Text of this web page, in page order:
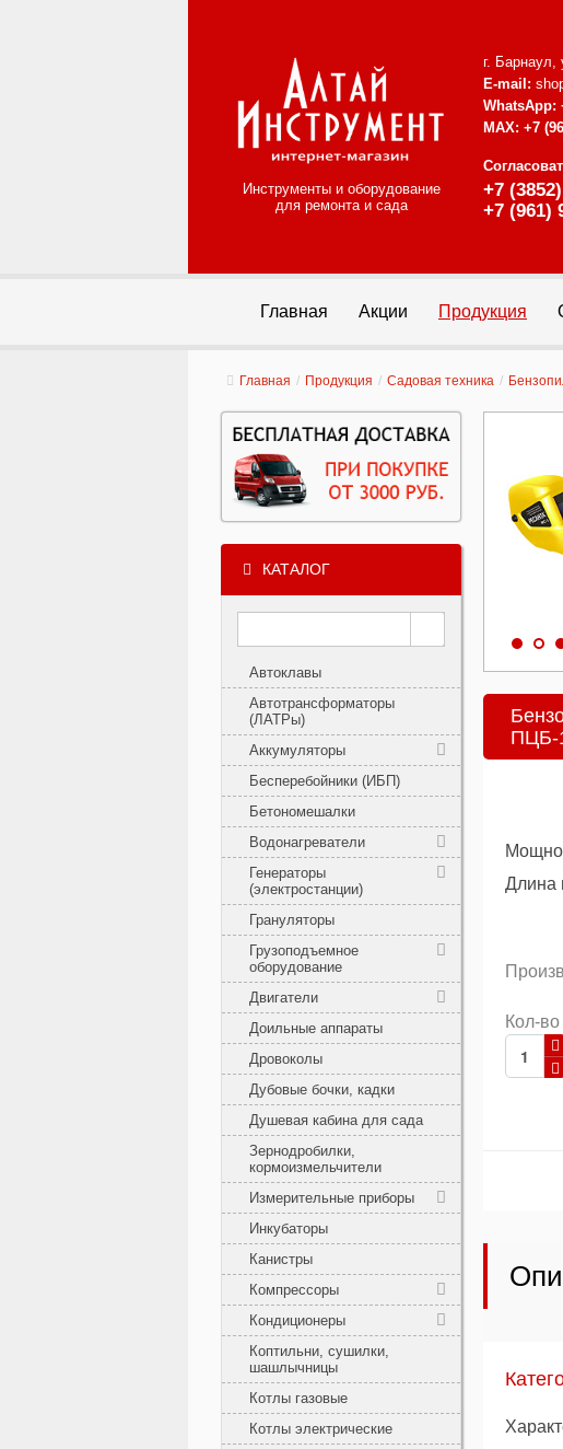
Инструменты и оборудование
для ремонта и сада
г. Барнаул,
E-mail:
WhatsApp:
MAX: +7
+7
+7 (961)
Главная Акции Продукция
Главная / Продукция / Садовая техника /
КАТАЛОГ
Автоклавы
Автотрансформаторы
(ЛАТРы)
Аккумуляторы
Бесперебойники (ИБП)
Бетономешалки
Водонагреватели
Генераторы
(электростанции)
Грануляторы
Грузоподъемное
оборудование
Двигатели
Доильные аппараты
Дровоколы
Дубовые бочки, кадки
Душевая кабина для сада
Зернодробилки,
кормоизмельчители
Измерительные приборы
Инкубаторы
Канистры
Компрессоры
Кондиционеры
Коптильни, сушилки,
шашлычницы
Котлы газовые
Котлы электрические
ПЦБ-
Длина
Кол-во